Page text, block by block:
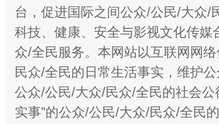
台，促进国际之间公众/公民/大众/
科技、健康、安全与影视文化传
众/全民服务。本网站以互联网网
民众/全民的日常生活事实，维护
公众/公民/大众/民众/全民的社会公
实事”的公众/公民/大众/民众/全民